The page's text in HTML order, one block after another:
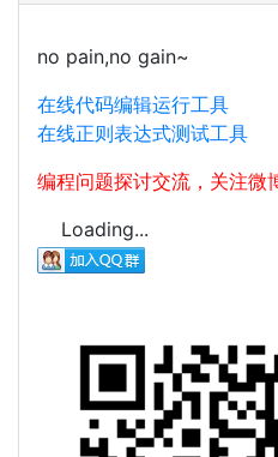
no pain,no gain~
在线代码编辑运行工具
在线正则表达式测试工具
编程问题探讨交流，关注微
Loading...